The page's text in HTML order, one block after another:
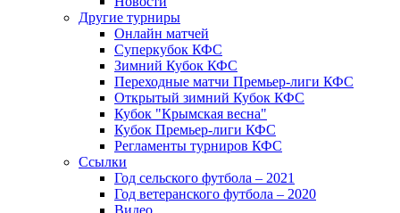
Другие турниры
Онлайн матчей
Суперкубок КФС
Зимний Кубок КФС
Переходные матчи Премьер-лиги КФС
Открытый зимний Кубок КФС
Кубок "Крымская весна"
Кубок Премьер-лиги КФС
Регламенты турниров КФС
Ссылки
Год сельского футбола – 2021
Год ветеранского футбола – 2020
Видео